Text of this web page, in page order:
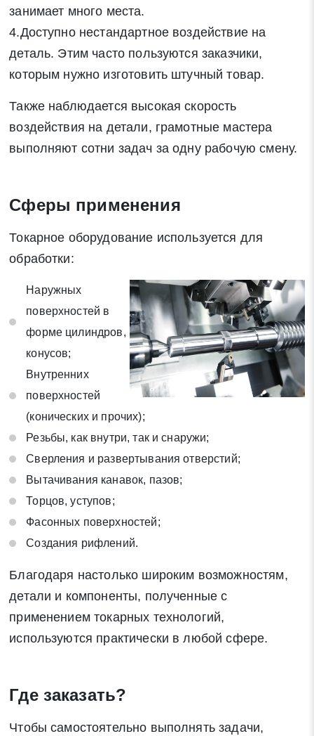
занимает много места.
4.Доступно нестандартное воздействие на
деталь. Этим часто пользуются заказчики,
которым нужно изготовить штучный товар.
Также наблюдается высокая скорость
воздействия на детали, грамотные мастера
выполняют сотни задач за одну рабочую смену.
Сферы применения
Токарное оборудование используется для
обработки:
Наружных
поверхностей в
форме цилиндров,
конусов;
Внутренних
поверхностей
(конических и прочих);
Резьбы, как внутри, так и снаружи;
Сверления и развертывания отверстий;
Вытачивания канавок, пазов;
Торцов, уступов;
Фасонных поверхностей;
Создания рифлений.
Благодаря настолько широким возможностям,
детали и компоненты, полученные с
применением токарных технологий,
используются практически в любой сфере.
Где заказать?
Чтобы самостоятельно выполнять задачи,
Заявка на обратный звонок
Закрыть
Нажимая на кнопку «Отправить заявку» Вы даете согласие
на обработку своих персональных данных в соответствии со
статьей 9 Федерального закона от 27 июля 2006 г. N 152-ФЗ
«О персональных данных», а также соглашаетесь на
информационную рассылку по средством e-mail или СМС